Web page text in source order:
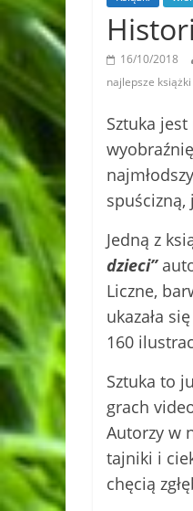
16/10/2018
najlepsze
Sztuka
Jedną z
dzieci”
Liczne,
ukazała
160
Sztuka to
grach
Autorzy w
tajniki i
chęcią